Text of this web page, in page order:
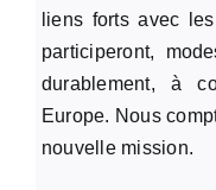
liens forts avec
participeront,
durablement, à
Europe. Nous
nouvelle mission.